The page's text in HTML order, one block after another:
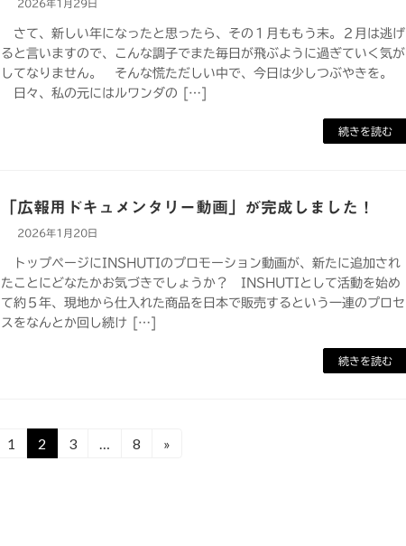
2026年1月29日
さて、新しい年になったと思ったら、その１月ももう末。２月は逃げ
ると言いますので、こんな調子でまた毎日が飛ぶように過ぎていく気が
してなりません。 そんな慌ただしい中で、今日は少しつぶやきを。
日々、私の元にはルワンダの […]
続きを読む
「広報用ドキュメンタリー動画」が完成しました！
2026年1月20日
トップページにINSHUTIのプロモーション動画が、新たに追加され
たことにどなたかお気づきでしょうか？ INSHUTIとして活動を始め
て約５年、現地から仕入れた商品を日本で販売するという一連のプロセ
スをなんとか回し続け […]
続きを読む
固
1
固
2
固
3 …
固
8 »